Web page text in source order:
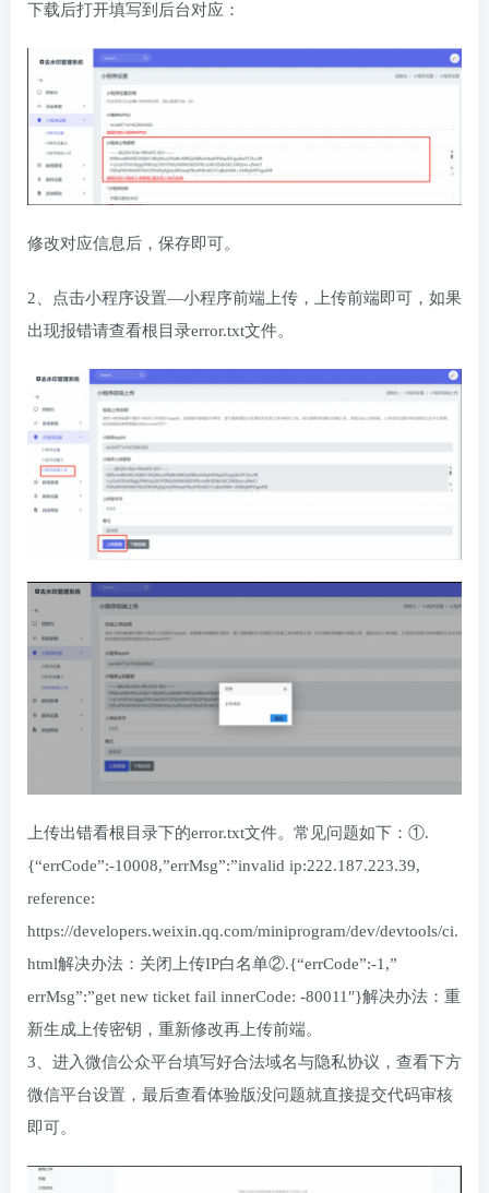
下载后打开填写到后台对应：
修改对应信息后，保存即可。
2、点击小程序设置—小程序前端上传，上传前端即可，如果
出现报错请查看根目录error.txt文件。
上传出错看根目录下的error.txt文件。常见问题如下：①.
{“errCode”:-10008,”errMsg”:”invalid ip:222.187.223.39,
reference:
https://developers.weixin.qq.com/miniprogram/dev/devtools/ci.
html解决办法：关闭上传IP白名单②.{“errCode”:-1,”
errMsg”:”get new ticket fail innerCode: -80011″}解决办法：重
新生成上传密钥，重新修改再上传前端。
3、进入微信公众平台填写好合法域名与隐私协议，查看下方
微信平台设置，最后查看体验版没问题就直接提交代码审核
即可。